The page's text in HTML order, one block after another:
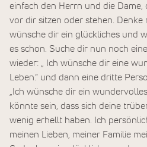
einfach den Herrn und die
vor dir sitzen oder stehen. Denke
wünsche dir ein glückliches und
es schon. Suche dir nun noch
wieder: „ Ich wünsche dir eine
Leben.“ und dann eine dritte
„Ich wünsche dir ein
könnte sein, dass sich deine
wenig erhellt haben. Ich
meinen Lieben, meiner Familie